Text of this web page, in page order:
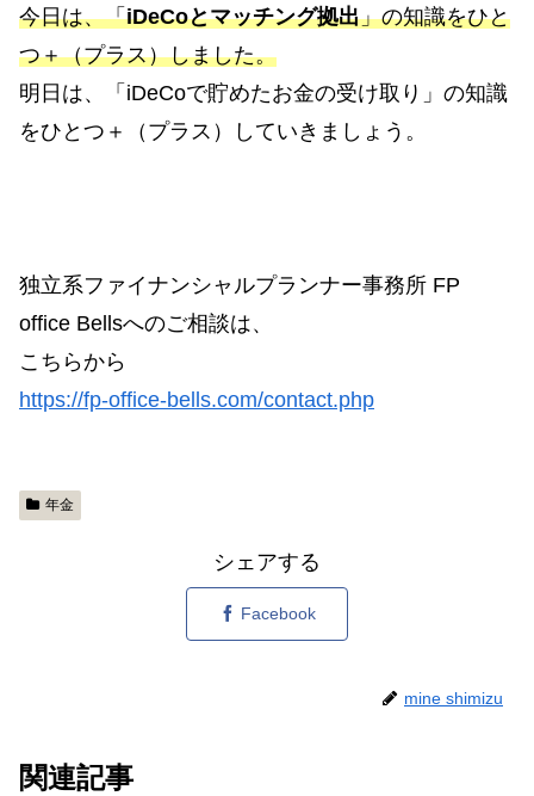
今日は、「iDeCoとマッチング拠出」の知識をひと
つ＋（プラス）しました。
明日は、「iDeCoで貯めたお金の受け取り」の知識
をひとつ＋（プラス）していきましょう。
独立系ファイナンシャルプランナー事務所 FP
office Bellsへのご相談は、
こちらから
https://fp-office-bells.com/contact.php
年金
シェアする
Facebook
mine shimizu
関連記事